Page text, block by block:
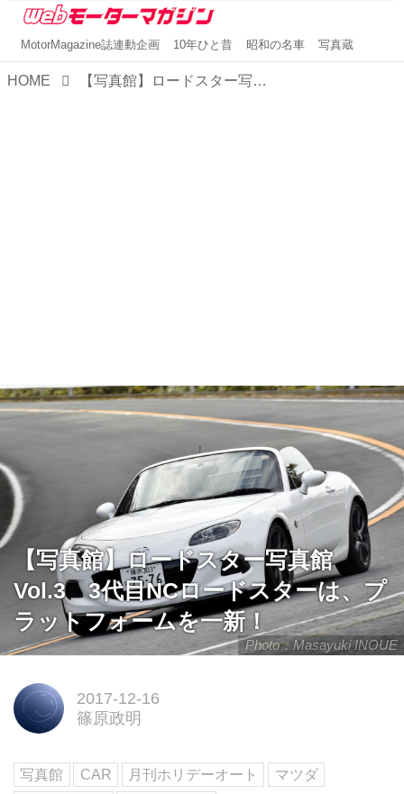
MotorMagazine誌連動企画 10年ひと昔 昭和の名車 写真蔵
HOME 【写真館】ロードスター写真館 Vol.3 3代目NCロードスターは、プラットフォームを一新！
Photo：Masayuki INOUE
【写真館】ロードスター写真館
Vol.3 3代目NCロードスターは、プ
ラットフォームを一新！
2017-12-16
篠原政明
写真館 CAR 月刊ホリデーオート
マツダ